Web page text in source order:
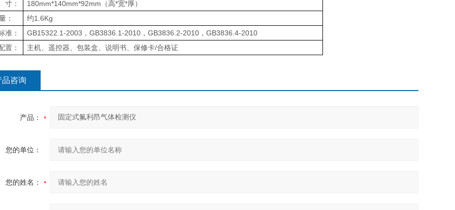
：
180mm*140mm*92mm（高*宽*厚）
：
约1.6Kg
准：
GB15322.1-2003，GB3836.1-2010，GB3836.2-2010，GB3836.4-2010
置：
主机、遥控器、包装盒、说明书、保修卡/合格证
品咨询
产品：
您的单位：
您的姓名：